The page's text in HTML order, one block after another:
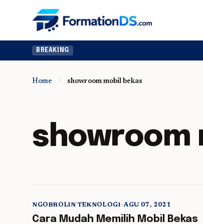
BREAKING
Home / showroom mobil bekas
showroom
5 min
NGOBROLIN TEKNOLOGI•AGU 07, 2021
Cara Mudah Memilih Mobil Bekas